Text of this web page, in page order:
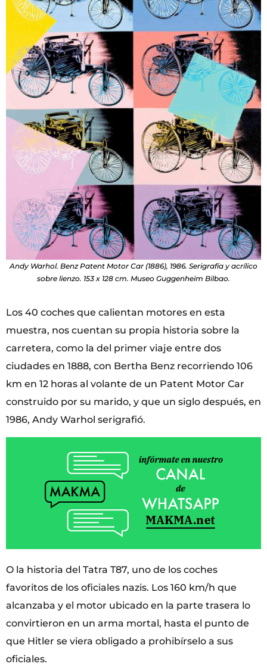
Andy Warhol. Benz Patent Motor Car (1886), 1986. Serigrafía y acrílico
sobre lienzo. 153 x 128 cm. Museo Guggenheim Bilbao.
Los 40 coches que calientan motores en esta
muestra, nos cuentan su propia historia sobre la
carretera, como la del primer viaje entre dos
ciudades en 1888, con Bertha Benz recorriendo 106
km en 12 horas al volante de un Patent Motor Car
construido por su marido, y que un siglo después, en
1986, Andy Warhol serigrafió.
O la historia del Tatra T87, uno de los coches
favoritos de los oficiales nazis. Los 160 km/h que
alcanzaba y el motor ubicado en la parte trasera lo
convirtieron en un arma mortal, hasta el punto de
que Hitler se viera obligado a prohibírselo a sus
oficiales.